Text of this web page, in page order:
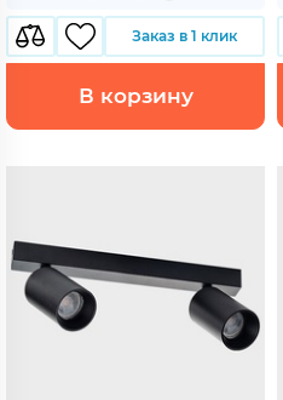
Заказ в 1 клик
В корзину